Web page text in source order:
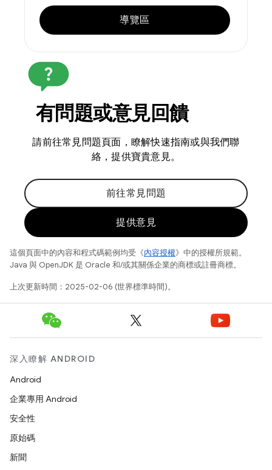
導覽區
有問題或意見回饋
請前往常見問題頁面，瞭解快速指南或與我們聯
絡，提供寶貴意見。
前往常見問題
提供意見
這個頁面中的內容和程式碼範例均受《內容授權》中的授權所規範。
Java 與 OpenJDK 是 Oracle 和/或其關係企業的商標或註冊商標。
上次更新時間：2025-02-06 (世界標準時間)。
深入瞭解 ANDROID
Android
企業專用 Android
安全性
原始碼
新聞